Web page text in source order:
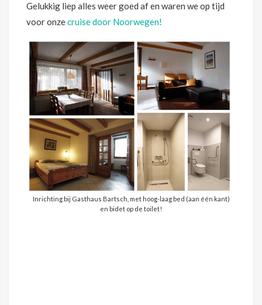
Gelukkig liep alles weer goed af en waren we op tijd
voor onzecruise door Noorwegen!
Inrichting bij Gasthaus Bartsch, met hoog-laag bed (aan één kant)
en bidet op de toilet!